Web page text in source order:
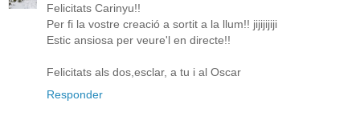
Felicitats Carinyu!!
Per fi la vostre creació a sortit a la llum!! jijijijiji
Estic ansiosa per veure'l en directe!!
Felicitats als dos,esclar, a tu i al Oscar
Responder